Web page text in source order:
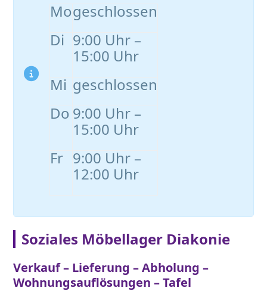
Mogeschlossen
Di 9:00 Uhr –
15:00 Uhr
Mi geschlossen
Do 9:00 Uhr –
15:00 Uhr
Fr 9:00 Uhr –
12:00 Uhr
Soziales Möbellager Diakonie
Verkauf – Lieferung – Abholung –
Wohnungsauflösungen – Tafel